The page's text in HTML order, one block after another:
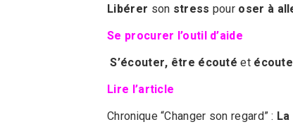
Libérer son stress pour oser à
Se procurer l’outil d’aide
S’écouter, être écoutéet
Lire l’article
Chronique “Changer son regard” :